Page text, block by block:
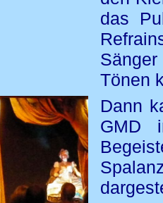
das
Tönen
Dann
GMD